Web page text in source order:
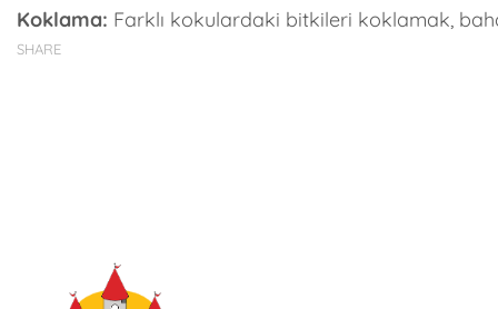
Koklama: Farklı kokulardaki bitkileri koklamak,
SHARE